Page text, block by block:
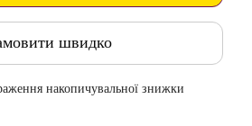
швидко
накопичувальної знижки